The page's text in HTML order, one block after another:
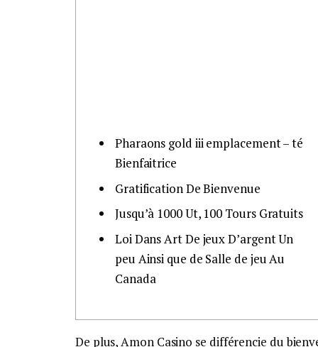
Pharaons gold iii emplacement – té
Bienfaitrice
Gratification De Bienvenue
Jusqu’à 1000 Ut, 100 Tours Gratuits
Loi Dans Art De jeux D’argent Un
peu Ainsi que de Salle de jeu Au
Canada
De plus, Amon Casino se différencie du